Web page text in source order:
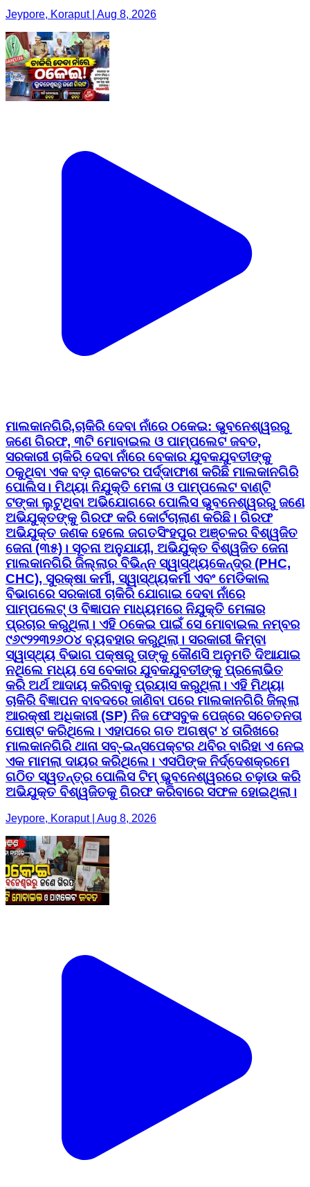
Jeypore, Koraput | Aug 8, 2026
ମାଲକାନଗିରି,ଚାକିରି ଦେବା ନାଁରେ ଠକେଇ: ଭୁବନେଶ୍ୱରରୁ
ଜଣେ ଗିରଫ, ୩ଟି ମୋବାଇଲ ଓ ପାମ୍ପଲେଟ ଜବତ,
ସରକାରୀ ଚାକିରି ଦେବା ନାଁରେ ବେକାର ଯୁବକଯୁବତୀଙ୍କୁ
ଠକୁଥିବା ଏକ ବଡ଼ ରାକେଟର ପର୍ଦ୍ଦାଫାଶ କରିଛି ମାଲକାନଗିରି
ପୋଲିସ। ମିଥ୍ୟା ନିଯୁକ୍ତି ମେଳା ଓ ପାମ୍ପଲେଟ ବାଣ୍ଟି
ଟଙ୍କା ଲୁଟୁଥିବା ଅଭିଯୋଗରେ ପୋଲିସ ଭୁବନେଶ୍ୱରରୁ ଜଣେ
ଅଭିଯୁକ୍ତଙ୍କୁ ଗିରଫ କରି କୋର୍ଟଚାଲାଣ କରିଛି। ଗିରଫ
ଅଭିଯୁକ୍ତ ଜଣକ ହେଲେ ଜଗତସିଂହପୁର ଅଞ୍ଚଳର ବିଶ୍ୱଜିତ
ଜେନା (୩୫)। ସୂଚନା ଅନୁଯାୟୀ, ଅଭିଯୁକ୍ତ ବିଶ୍ୱଜିତ ଜେନା
ମାଲକାନଗିରି ଜିଲ୍ଲାର ବିଭିନ୍ନ ସ୍ୱାସ୍ଥ୍ୟକେନ୍ଦ୍ର (PHC,
CHC), ସୁରକ୍ଷା କର୍ମୀ, ସ୍ୱାସ୍ଥ୍ୟକର୍ମୀ ଏବଂ ମେଡିକାଲ
ବିଭାଗରେ ସରକାରୀ ଚାକିରି ଯୋଗାଇ ଦେବା ନାଁରେ
ପାମ୍ପଲେଟ୍ ଓ ବିଜ୍ଞାପନ ମାଧ୍ୟମରେ ନିଯୁକ୍ତି ମେଳାର
ପ୍ରଚାର କରୁଥିଲା। ଏହି ଠକେଇ ପାଇଁ ସେ ମୋବାଇଲ ନମ୍ବର
୯୬୯୨୨୩୨୬୦୪ ବ୍ୟବହାର କରୁଥିଲା। ସରକାରୀ କିମ୍ବା
ସ୍ୱାସ୍ଥ୍ୟ ବିଭାଗ ପକ୍ଷରୁ ତାଙ୍କୁ କୌଣସି ଅନୁମତି ଦିଆଯାଇ
ନଥିଲେ ମଧ୍ୟ ସେ ବେକାର ଯୁବକଯୁବତୀଙ୍କୁ ପ୍ରଲୋଭିତ
କରି ଅର୍ଥ ଆଦାୟ କରିବାକୁ ପ୍ରୟାସ କରୁଥିଲା। ଏହି ମିଥ୍ୟା
ଚାକିରି ବିଜ୍ଞାପନ ବାବଦରେ ଜାଣିବା ପରେ ମାଲକାନଗିରି ଜିଲ୍ଲା
ଆରକ୍ଷୀ ଅଧିକାରୀ (SP) ନିଜ ଫେସବୁକ ପେଜ୍‌ରେ ସଚେତନତା
ପୋଷ୍ଟ କରିଥିଲେ। ଏହାପରେ ଗତ ଅଗଷ୍ଟ ୪ ତାରିଖରେ
ମାଲକାନଗିରି ଥାନା ସବ୍-ଇନ୍ସପେକ୍ଟର ଥବିର ବାରିହା ଏ ନେଇ
ଏକ ମାମଲା ଦାୟର କରିଥିଲେ। ଏସପିଙ୍କ ନିର୍ଦ୍ଦେଶକ୍ରମେ
ଗଠିତ ସ୍ୱତନ୍ତ୍ର ପୋଲିସ ଟିମ୍ ଭୁବନେଶ୍ୱରରେ ଚଢ଼ାଉ କରି
ଅଭିଯୁକ୍ତ ବିଶ୍ୱଜିତକୁ ଗିରଫ କରିବାରେ ସଫଳ ହୋଇଥିଲା।
Jeypore, Koraput | Aug 8, 2026